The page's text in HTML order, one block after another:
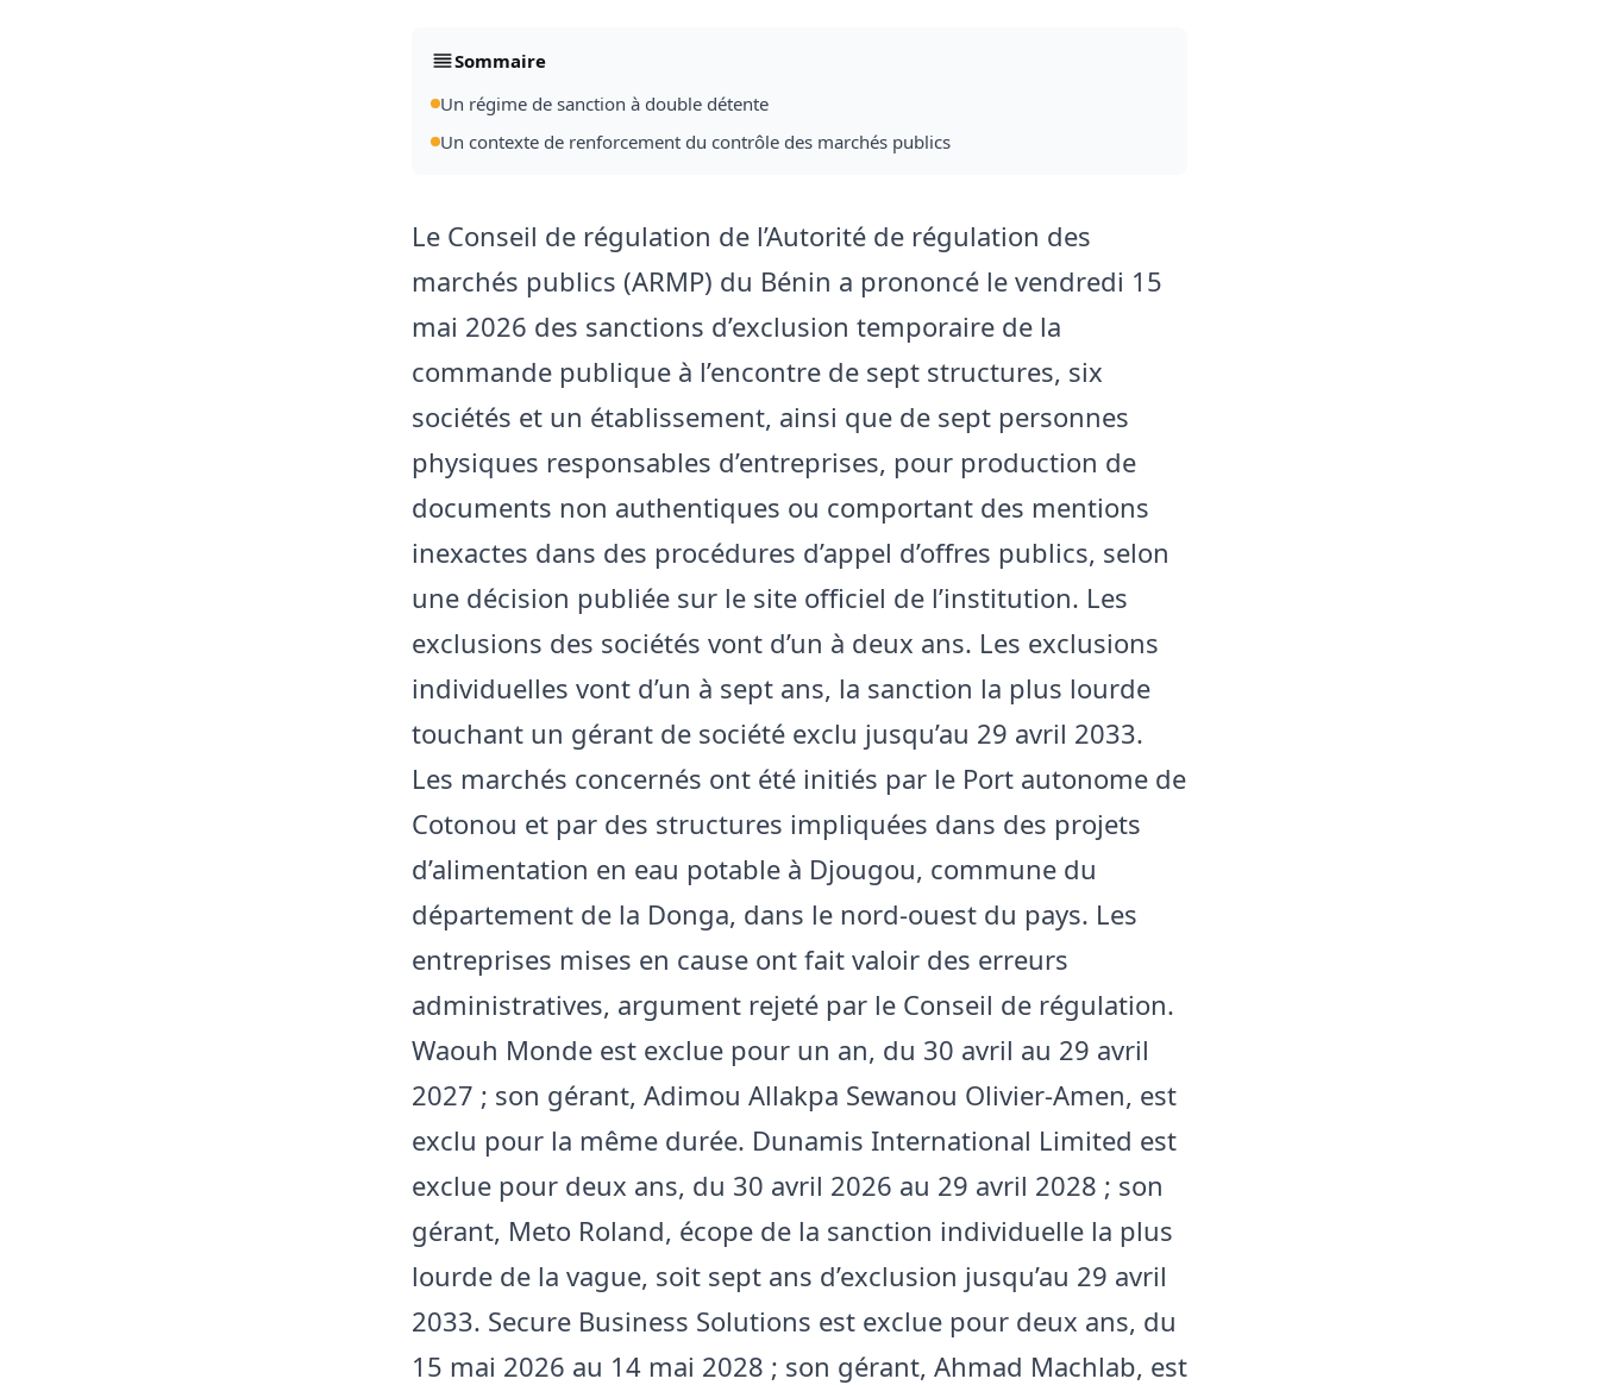
Sommaire
Un régime de sanction à double détente
Un contexte de renforcement du contrôle des marchés publics
Le Conseil de régulation de l’Autorité de régulation des
marchés publics (ARMP) du Bénin a prononcé le vendredi 15
mai 2026 des sanctions d’exclusion temporaire de la
commande publique à l’encontre de sept structures, six
sociétés et un établissement, ainsi que de sept personnes
physiques responsables d’entreprises, pour production de
documents non authentiques ou comportant des mentions
inexactes dans des procédures d’appel d’offres publics, selon
une décision publiée sur le site officiel de l’institution. Les
exclusions des sociétés vont d’un à deux ans. Les exclusions
individuelles vont d’un à sept ans, la sanction la plus lourde
touchant un gérant de société exclu jusqu’au 29 avril 2033.
Les marchés concernés ont été initiés par le Port autonome de
Cotonou et par des structures impliquées dans des projets
d’alimentation en eau potable à Djougou, commune du
département de la Donga, dans le nord-ouest du pays. Les
entreprises mises en cause ont fait valoir des erreurs
administratives, argument rejeté par le Conseil de régulation.
Waouh Monde est exclue pour un an, du 30 avril au 29 avril
2027 ; son gérant, Adimou Allakpa Sewanou Olivier-Amen, est
exclu pour la même durée. Dunamis International Limited est
exclue pour deux ans, du 30 avril 2026 au 29 avril 2028 ; son
gérant, Meto Roland, écope de la sanction individuelle la plus
lourde de la vague, soit sept ans d’exclusion jusqu’au 29 avril
2033. Secure Business Solutions est exclue pour deux ans, du
15 mai 2026 au 14 mai 2028 ; son gérant, Ahmad Machlab, est